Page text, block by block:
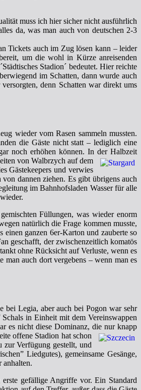
muss ich hier sicher nicht ausführlich
da, was man auch von deutschen 2-3
Tickets auch im Zug lösen kann – leider
um die wohl in Kürze anreisenden
Stadion´ bedeutet. Hier reichte
im Schatten, dann wurde auch
denn Schatten war direkt ums
wieder vom Rasen sammeln mussten.
die Gäste nicht statt – lediglich eine
noch erhöhen können. In der Halbzeit
von Walbrzych auf dem
Gästekeepers und verwies
dannen ziehen. Es gibt übrigens auch
im Bahnhofsladen Wasser für alle
Füllungen, was wieder enorm
natürlich die Frage kommen musste,
ganzen 6er-Karton und zauberte so
geschafft, der zwischenzeitlich komatös
ohne Rücksicht auf Verluste, wenn es
auch dort vergebens – wenn man es
bei Legia, aber auch bei Pogon war sehr
in Einheit mit dem Vereinswappen
es nicht diese Dominanz, die nur knapp
offene Stadion hat schon
zur Verfügung gestellt, und
Liedgutes), gemeinsame Gesänge,
anhalten.
gefällige Angriffe vor. Ein Standard